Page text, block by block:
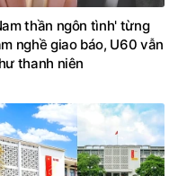
thần ngôn tình' từng
nghề giao báo, U60 vẫn
thanh niên